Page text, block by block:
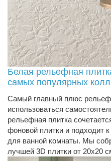
Белая рельефная
самых популярных
Самый главный плюс
использоваться
рельефная плитка
фоновой плитки и подходит
для ванной комнаты. Мы
лучшей 3D плитки от 20х20